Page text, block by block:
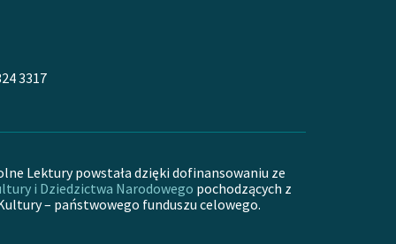
3317
Lektury powstała dzięki dofinansowaniu ze
i Dziedzictwa Narodowego pochodzących z
– państwowego funduszu celowego.